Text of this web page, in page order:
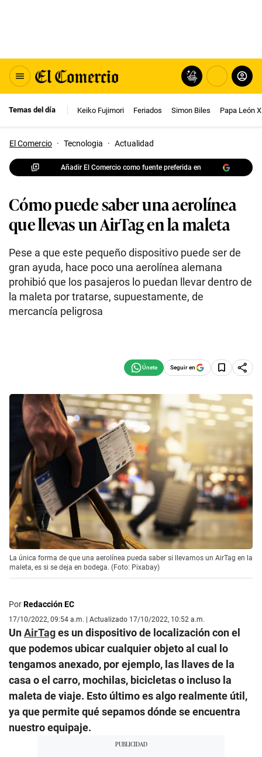
Temas del día Keiko Fujimori Feriados Simon Biles Papa León
El Comercio · Tecnologia · Actualidad
Añadir El Comercio como fuente preferida en
Cómo puede saber una aerolínea
que llevas un AirTag en la maleta
Pese a que este pequeño dispositivo puede ser de
gran ayuda, hace poco una aerolínea alemana
prohibió que los pasajeros lo puedan llevar dentro de
la maleta por tratarse, supuestamente, de
mercancía peligrosa
Seguir en
La única forma de que una aerolínea pueda saber si llevamos un AirTag en la
maleta, es si se deja en bodega. (Foto: Pixabay)
PorRedacción EC
17/10/2022, 09:54 a.m. | Actualizado 17/10/2022, 10:52 a.m.
UnAirTages un dispositivo de localización con el
que podemos ubicar cualquier objeto al cual lo
tengamos anexado, por ejemplo, las llaves de la
casa o el carro, mochilas, bicicletas o incluso la
maleta de viaje. Esto último es algo realmente útil,
ya que permite qué sepamos dónde se encuentra
nuestro equipaje.